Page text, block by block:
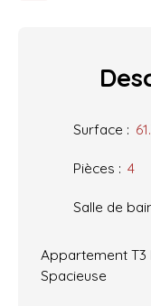
Surface :
Pièces : 4
Salle de
Appartement T3
Spacieuse